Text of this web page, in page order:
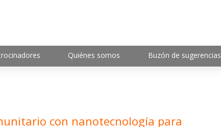
Quiénes somos Buzón de sugerencias
con nanotecnología para